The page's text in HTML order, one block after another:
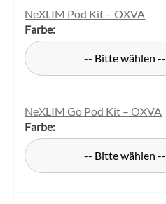
NeXLIM Pod Kit – OXVA
Farbe:
-- Bitte wählen --
NeXLIM Go Pod Kit – OXVA
Farbe:
-- Bitte wählen --